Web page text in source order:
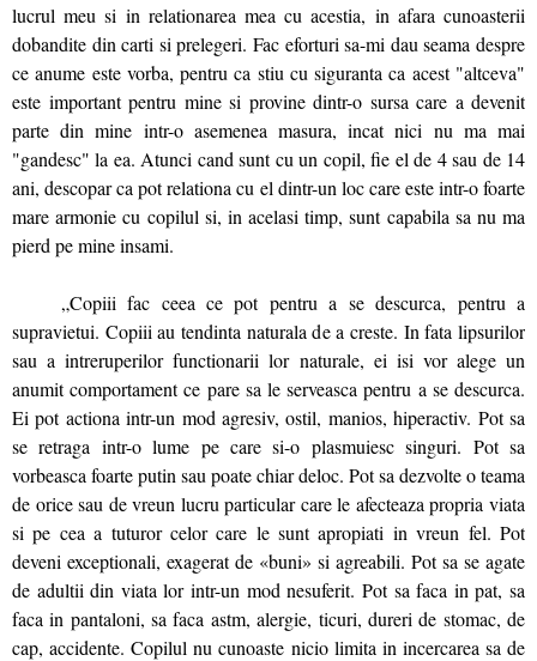
lucrul meu si in relationarea mea cu acestia, in afara cunoasterii
dobandite din carti si prelegeri. Fac eforturi sa-mi dau seama despre
ce anume este vorba, pentru ca stiu cu siguranta ca acest "altceva"
este important pentru mine si provine dintr-o sursa care a devenit
parte din mine intr-o asemenea masura, incat nici nu ma mai
"gandesc" la ea. Atunci cand sunt cu un copil, fie el de 4 sau de 14
ani, descopar ca pot relationa cu el dintr-un loc care este intr-o foarte
mare armonie cu copilul si, in acelasi timp, sunt capabila sa nu ma
pierd pe mine insami.
„Copiii fac ceea ce pot pentru a se descurca, pentru a
supravietui. Copiii au tendinta naturala de a creste. In fata lipsurilor
sau a intreruperilor functionarii lor naturale, ei isi vor alege un
anumit comportament ce pare sa le serveasca pentru a se descurca.
Ei pot actiona intr-un mod agresiv, ostil, manios, hiperactiv. Pot sa
se retraga intr-o lume pe care si-o plasmuiesc singuri. Pot sa
vorbeasca foarte putin sau poate chiar deloc. Pot sa dezvolte o teama
de orice sau de vreun lucru particular care le afecteaza propria viata
si pe cea a tuturor celor care le sunt apropiati in vreun fel. Pot
deveni exceptionali, exagerat de «buni» si agreabili. Pot sa se agate
de adultii din viata lor intr-un mod nesuferit. Pot sa faca in pat, sa
faca in pantaloni, sa faca astm, alergie, ticuri, dureri de stomac, de
cap, accidente. Copilul nu cunoaste nicio limita in incercarea sa de